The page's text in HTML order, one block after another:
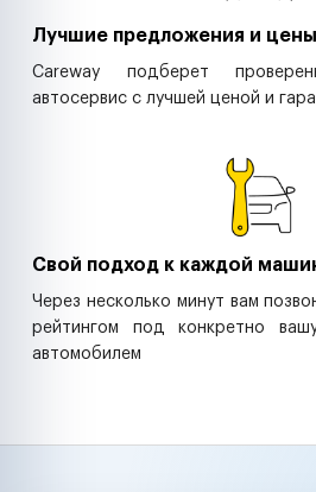
Лучшие предложения и цены
Careway подберет
автосервис с лучшей ценой и
Свой подход к каждой
Через несколько минут вам
рейтингом под конкретно
автомобилем